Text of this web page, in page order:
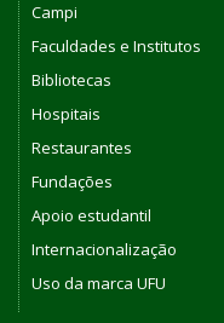
Campi
Faculdades e Institutos
Bibliotecas
Hospitais
Restaurantes
Fundações
Apoio estudantil
Internacionalização
Uso da marca UFU